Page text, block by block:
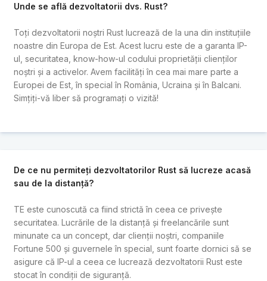
Unde se află dezvoltatorii dvs. Rust?
Toți dezvoltatorii noștri Rust lucrează de la una din instituțiile
noastre din Europa de Est. Acest lucru este de a garanta IP-
ul, securitatea, know-how-ul codului proprietății clienților
noștri și a activelor. Avem facilități în cea mai mare parte a
Europei de Est, în special în România, Ucraina și în Balcani.
Simțiți-vă liber să programați o vizită!
De ce nu permiteți dezvoltatorilor Rust să lucreze acasă
sau de la distanță?
TE este cunoscută ca fiind strictă în ceea ce privește
securitatea. Lucrările de la distanță și freelancările sunt
minunate ca un concept, dar clienții noștri, companiile
Fortune 500 și guvernele în special, sunt foarte dornici să se
asigure că IP-ul a ceea ce lucrează dezvoltatorii Rust este
stocat în condiții de siguranță.